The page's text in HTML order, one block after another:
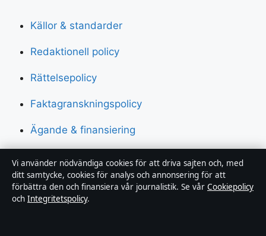
Källor & standarder
Redaktionell policy
Rättelsepolicy
Faktagranskningspolicy
Ägande & finansiering
Cookiepolicy
Vi använder nödvändiga cookies för att driva sajten och, med
ditt samtycke, cookies för analys och annonsering för att
förbättra den och finansiera vår journalistik. Se vår Cookiepolicy
och Integritetspolicy.